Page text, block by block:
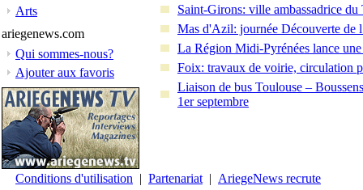
Arts
ariegenews.com
Qui sommes-nous?
Ajouter aux favoris
Saint-Girons: ville ambassadrice
Mas d'Azil: journée Découverte de
La Région Midi-Pyrénées lance
Foix: travaux de voirie, circulation
Liaison de bus Toulouse –
1er septembre
Conditions d'utilisation | Partenariat | AriegeNews recrute